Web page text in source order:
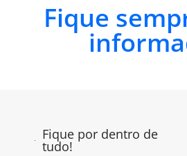
Fique
Fique por dentro de
tudo!